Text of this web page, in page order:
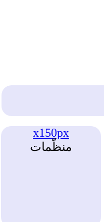
x150px
منظّمات